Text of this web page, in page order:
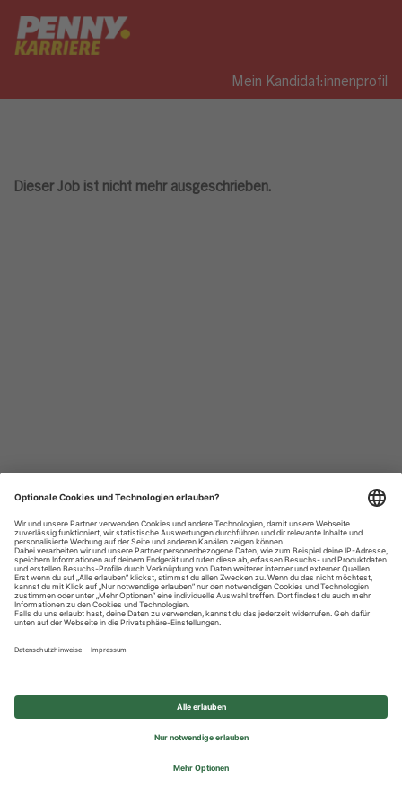
Mein Kandidat:innenprofil
Dieser Job ist nicht mehr ausgeschrieben.
Datenschutzhinweise
Impressum
Privatsphäre-Einstellungen
© 2026 REWE Group - All rights reserved